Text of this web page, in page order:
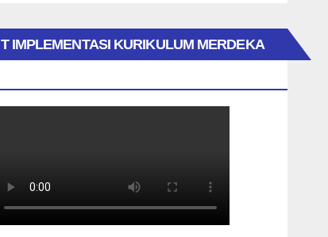
IMPLEMENTASI KURIKULUM MERDEKA